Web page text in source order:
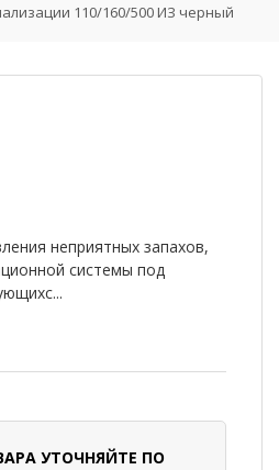
110/160/500 ИЗ черный
неприятных запахов,
системы под
УТОЧНЯЙТЕ ПО